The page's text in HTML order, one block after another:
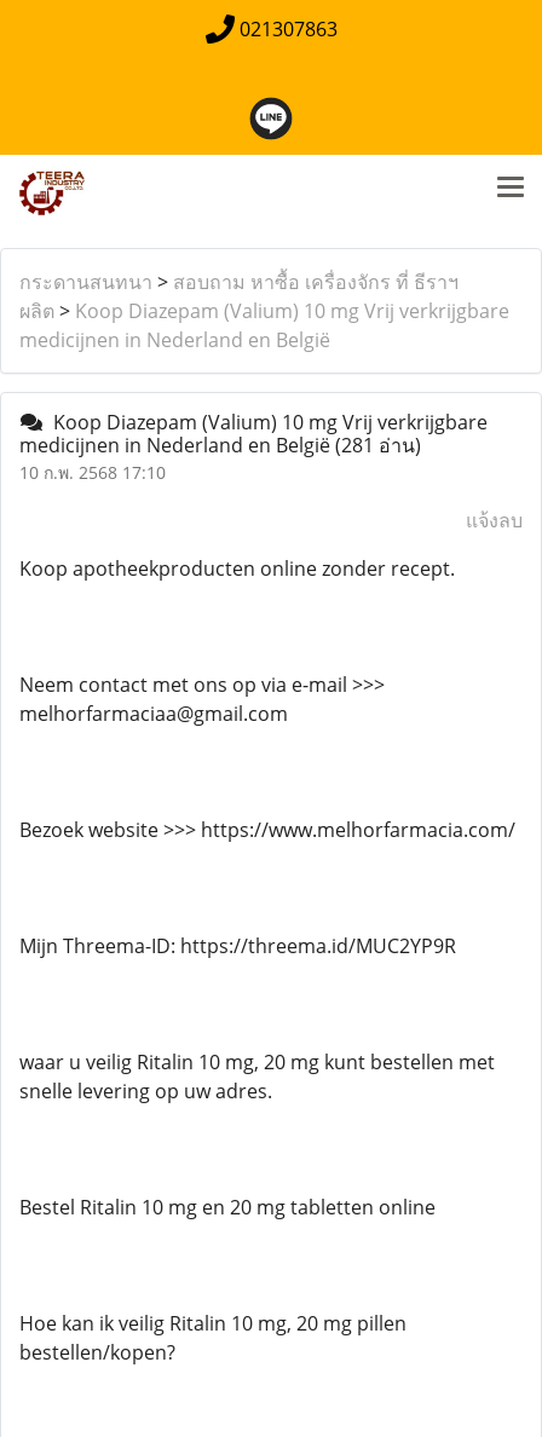
021307863
กระดานสนทนา > สอบถาม หาซื้อ เครื่องจักร ที่ ธีราฯ
ผลิต > Koop Diazepam (Valium) 10 mg Vrij verkrijgbare
medicijnen in Nederland en België
Koop Diazepam (Valium) 10 mg Vrij verkrijgbare
medicijnen in Nederland en België(281 อ่าน)
10 ก.พ. 2568 17:10
แจ้งลบ
Koop apotheekproducten online zonder recept.
Neem contact met ons op via e-mail >>>
melhorfarmaciaa@gmail.com
Bezoek website >>> https://www.melhorfarmacia.com/
Mijn Threema-ID: https://threema.id/MUC2YP9R
waar u veilig Ritalin 10 mg, 20 mg kunt bestellen met
snelle levering op uw adres.
Bestel Ritalin 10 mg en 20 mg tabletten online
Hoe kan ik veilig Ritalin 10 mg, 20 mg pillen
bestellen/kopen?